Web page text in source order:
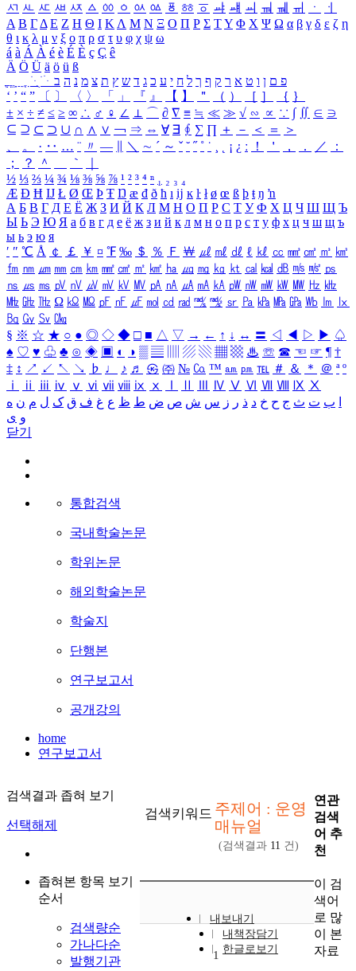
ㅺ ㅻ ㅼ ㅽ ㅾ ㅿ ㆀ ㆁ ㆂ ㆃ ㆄ ㆅ ㆆ ㆇ ㆈ ㆉ ㆊ ㆋ ㆌ ㆍ
ㆎ
Α Β ΓΔ Ε Ζ Η Θ Ι ΚΛ Μ Ν Ξ Ο Π Ρ Σ ΤΥ Φ Χ Ψ Ω α β γ δ ε ζ η
θ ι κ λ μ ν ξ ο π ρ σ τ υ φ χ ψ ω
á à Á À é è É È ç Ç ê
Ä Ö Ü ä ö ü ß
ִֶֹ ֻּ ׁׂ פ ם ן ו ט א ר ק ף ך ל ח י ע כ ג ד ש ץ ת צ מ נ ה ב
‘ ’ “ ” 〔 〕 〈 〉 「 」 『 』 【 】 ＂ （ ） ［ ］ ｛ ｝
± × ÷ ≠ ≤ ≥ ∞ ∴ ♂ ♀ ∠ ⊥ ⌒ ∂ ∇ ≡ ≒ ≪ ≫ √ ∽ ∝ ∵ ∫ ∬ ∈ ∋
⊆ ⊇ ⊂ ⊃ ∪ ∩ ∧ ∨ ￢ ⇒ ⇔ ∀ ∃ ∮ ∑ ∏ ＋ － ＜ ＝
＞
、
。 · ‥ … ¨ 〃 ― ＼ ∼ ´ ～ ˇ ˘ ˝ ˚ ˙ ¸ ¡ ¿ ː ！ ＇ ， ． ／
：
；
？ ＾ ｀
½ ⅓ ⅔ ¼ ¾ ⅛ ⅜ ⅝ ⅞ ¹ ² ³ ⁴ ⁿ ₁ ₂ ₃ ₄
Æ Ð Ħ Ĳ Ł Ø Œ Þ Ŧ Ŋ æ đ ð ħ ı ĳ ĸ ŀ ł ø œ ß þ ŧ ŋ ŉ
А Б В Г Д Е Ё Ж З И Й К Л М Н О П Р С Т У Ф Х Ц Ч Ш Щ Ъ
Ы Ь Э Ю Я а б в г д е ё ж з и й к л м н о п р с т у ф х ц ч ш щ ъ
ы ь э ю я
′ ″ ℃ Å ￠ ￡ ￥ ¤ ℉ ‰ ＄ ％ Ｆ ￦ ㎕ ㎖ ㎗ ℓ ㎘ ㏄ ㎣ ㎤ ㎥ ㎦
㎙ ㎚ ㎛ ㎜ ㎝ ㎞ ㎟ ㎠ ㎡ ㎢ ㏊ ㎍ ㎎ ㎏ ㏏ ㎈ ㎉ ㏈ ㎧ ㎨ ㎰
㎱ ㎲ ㎳ ㎴ ㎵ ㎶ ㎷ ㎸ ㎹ ㎀ ㎁ ㎂ ㎃ ㎄ ㎺ ㎻ ㎽ ㎾ ㎿ ㎐ ㎑
㎒ ㎓ ㎔ Ω ㏀ ㏁ ㎊ ㎋ ㎌ ㏖ ㏅ ㎭ ㎮ ㎯ ㏛ ㎩ ㎪ ㎫ ㎬ ㏝ ㏐
㏓
㏃ ㏉ ㏜ ㏆
§ ※ ☆ ★ ○ ● ◎ ◇ ◆ □ ■ △ ▽ → ← ↑ ↓ ↔ 〓 ◁ ◀ ▷ ▶ ♤
♠ ♡ ♥ ♧ ♣ ⊙ ◈ ▣ ◐ ◑ ▒ ▤ ▨ ▧ ▦ ▩ ♨ ☏ ☎ ☜ ☞ ¶ †
‡ ↕ ↗ ↙ ↖ ↘ ♭ ♩ ♪ ♬ ㉿ ㈜ № ㏇ ™ ㏂ ㏘ ℡ ＃ ＆ ＊ ＠ ª º
ⅰ
ⅱ ⅲ ⅳ ⅴ ⅵ ⅶ ⅷ ⅸ ⅹ Ⅳ Ⅴ Ⅵ Ⅶ Ⅷ Ⅸ Ⅹ
ب ت ث ج ح خ د ذ ر ز س ش ص ض ط ظ ع غ ف ق ک ل م ن ه
و ی
닫기
통합검색
국내학술논문
학위논문
해외학술논문
학술지
단행본
연구보고서
공개강의
home
연구보고서
검색결과 좁혀 보기
선택해제
좁혀본 항목 보기
순서
검색량순
가나다순
발행기관
검색키워드 주제어 : 운영
매뉴얼
(검색결과 11 건)
내보내기
내책장담기
한글로보기
1
연관
검색
어 추
천
이 검
색어
로 많
이 본
자료